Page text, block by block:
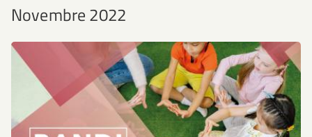
Novembre 2022